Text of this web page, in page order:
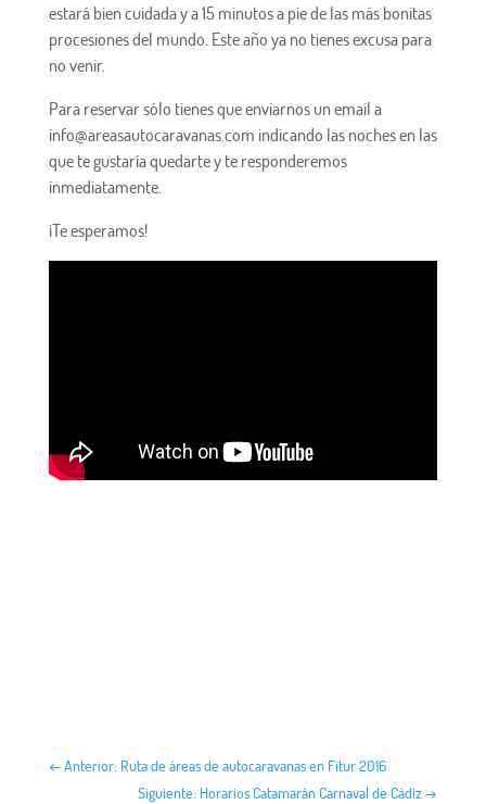
estará bien cuidada y a 15 minutos a pie de las más bonitas
procesiones del mundo. Este año ya no tienes excusa para
no venir.
Para reservar sólo tienes que enviarnos un email a
info@areasautocaravanas.com indicando las noches en las
que te gustaría quedarte y te responderemos
inmediatamente.
¡Te esperamos!
← Anterior: Ruta de áreas de autocaravanas en Fitur 2016
Siguiente: Horarios Catamarán Carnaval de Cádiz →